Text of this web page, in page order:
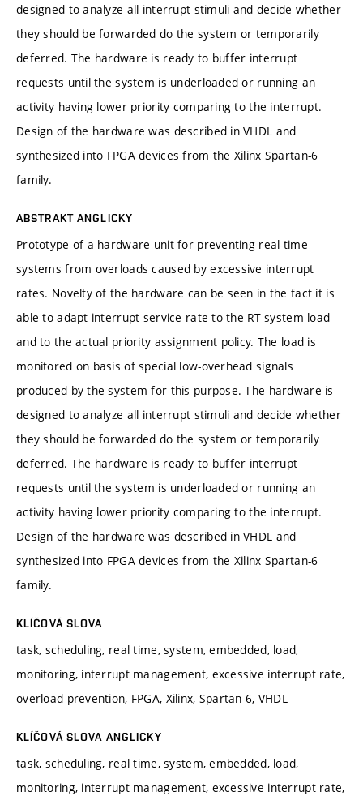
designed to analyze all interrupt stimuli and decide whether
they should be forwarded do the system or temporarily
deferred. The hardware is ready to buffer interrupt
requests until the system is underloaded or running an
activity having lower priority comparing to the interrupt.
Design of the hardware was described in VHDL and
synthesized into FPGA devices from the Xilinx Spartan-6
family.
ABSTRAKT ANGLICKY
Prototype of a hardware unit for preventing real-time
systems from overloads caused by excessive interrupt
rates. Novelty of the hardware can be seen in the fact it is
able to adapt interrupt service rate to the RT system load
and to the actual priority assignment policy. The load is
monitored on basis of special low-overhead signals
produced by the system for this purpose. The hardware is
designed to analyze all interrupt stimuli and decide whether
they should be forwarded do the system or temporarily
deferred. The hardware is ready to buffer interrupt
requests until the system is underloaded or running an
activity having lower priority comparing to the interrupt.
Design of the hardware was described in VHDL and
synthesized into FPGA devices from the Xilinx Spartan-6
family.
KLÍČOVÁ SLOVA
task, scheduling, real time, system, embedded, load,
monitoring, interrupt management, excessive interrupt rate,
overload prevention, FPGA, Xilinx, Spartan-6, VHDL
KLÍČOVÁ SLOVA ANGLICKY
task, scheduling, real time, system, embedded, load,
monitoring, interrupt management, excessive interrupt rate,